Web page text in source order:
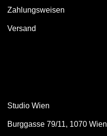
Zahlungsweisen
Versand
Studio Wien
Burggasse 79/11, 1070 Wien